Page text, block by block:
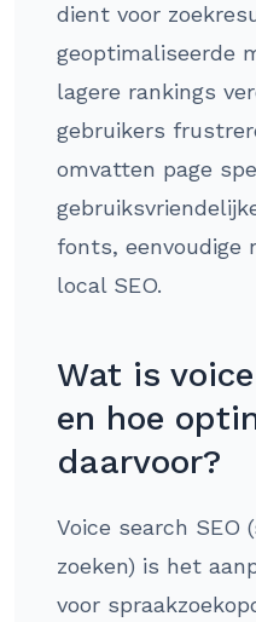
dient voor
geoptimaliseerde
lagere rankings
gebruikers
omvatten page
fonts, eenvoudige
local SEO.
Wat is
en hoe
daarvoor?
Voice search SEO
zoeken) is het
voor